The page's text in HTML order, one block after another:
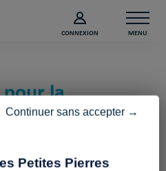
CONNEXION MENU
la
à Marseille !
Petites Pierres
Continuer sans accepter →